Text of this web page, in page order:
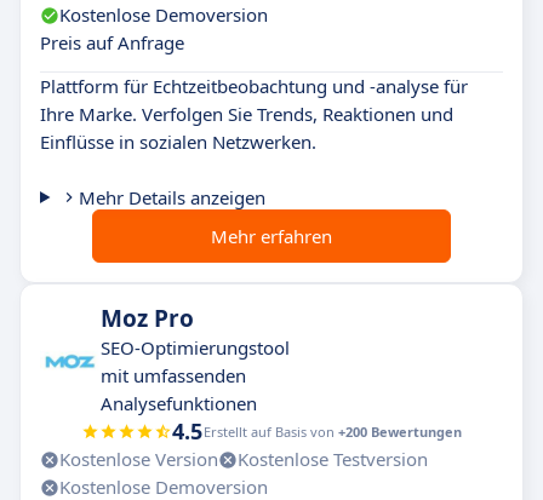
Kostenlose Demoversion
Preis auf Anfrage
Plattform für Echtzeitbeobachtung und -analyse für
Ihre Marke. Verfolgen Sie Trends, Reaktionen und
Einflüsse in sozialen Netzwerken.
Mehr Details anzeigen
Mehr erfahren
Moz Pro
SEO-Optimierungstool
mit umfassenden
Analysefunktionen
4.5Erstellt auf Basis von +200 Bewertungen
Kostenlose Version
Kostenlose Testversion
Kostenlose Demoversion